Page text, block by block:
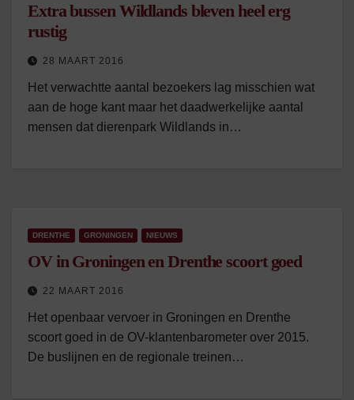
Extra bussen Wildlands bleven heel erg
rustig
28 MAART 2016
Het verwachtte aantal bezoekers lag misschien wat
aan de hoge kant maar het daadwerkelijke aantal
mensen dat dierenpark Wildlands in…
DRENTHE GRONINGEN NIEUWS
OV in Groningen en Drenthe scoort goed
22 MAART 2016
Het openbaar vervoer in Groningen en Drenthe
scoort goed in de OV-klantenbarometer over 2015.
De buslijnen en de regionale treinen…